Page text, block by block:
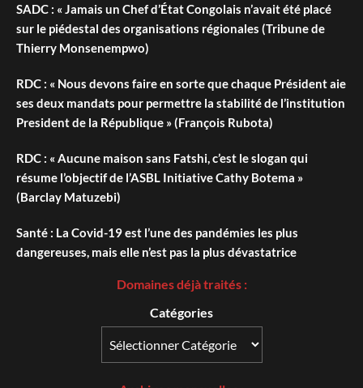
SADC : « Jamais un Chef d’État Congolais n’avait été placé
sur le piédestal des organisations régionales (Tribune de
Thierry Monsenempwo)
RDC : « Nous devons faire en sorte que chaque Président aie
ses deux mandats pour permettre la stabilité de l’institution
President de la République » (François Rubota)
RDC : « Aucune maison sans Fatshi, c’est le slogan qui
résume l’objectif de l’ASBL Initiative Cathy Botema »
(Barclay Matuzebi)
Santé : La Covid-19 est l’une des pandémies les plus
dangereuses, mais elle n’est pas la plus dévastatrice
Domaines déjà traités :
Catégories